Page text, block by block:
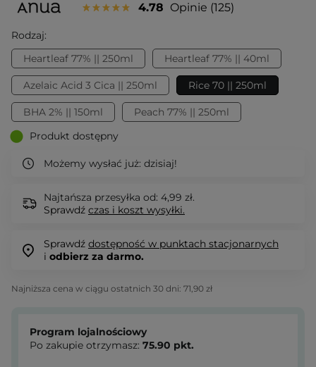
4.78 Opinie 125
Rodzaj:
Heartleaf 77% || 250ml
Heartleaf 77% || 40ml
Azelaic Acid 3 Cica || 250ml Rice 70 || 250ml
BHA 2% || 150ml
Peach 77% || 250ml
Produkt dostępny
Możemy wysłać już: dzisiaj!
Najtańsza przesyłka od: 4,99 zł.
Sprawdź czas i koszt wysyłki.
Sprawdź dostępność w punktach stacjonarnych
i odbierz za darmo.
Najniższa cena w ciągu ostatnich 30 dni: 71,90 zł
Program lojalnościowy
Po zakupie otrzymasz: 75.90 pkt.